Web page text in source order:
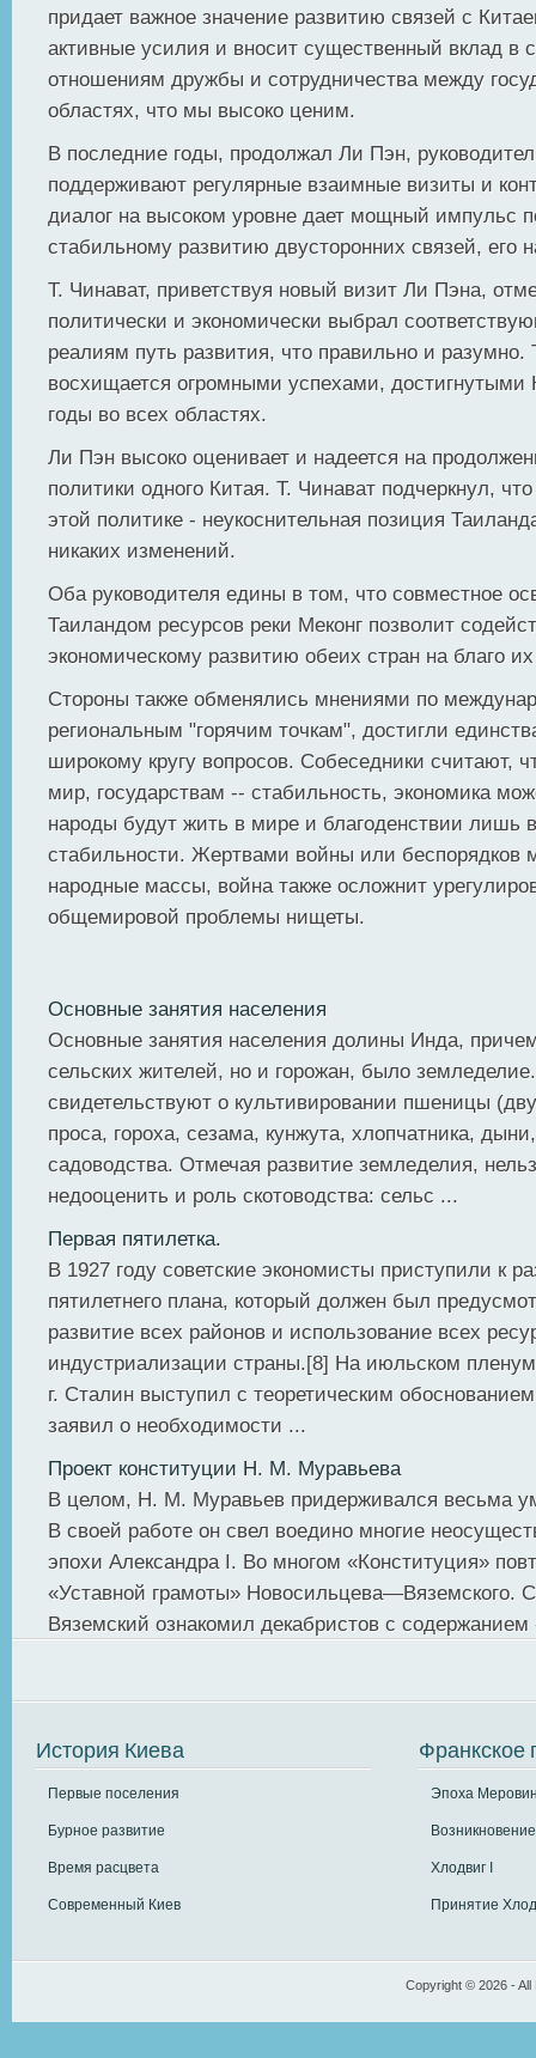
придает важное значение развитию связей с
активные усилия и вносит существенный вклад в
отношениям дружбы и сотрудничества между
областях, что мы высоко ценим.
В последние годы, продолжал Ли Пэн,
поддерживают регулярные взаимные визиты и
диалог на высоком уровне дает мощный импульс
стабильному развитию двусторонних связей, его
Т. Чинават, приветствуя новый визит Ли Пэна,
политически и экономически выбрал
реалиям путь развития, что правильно и разумно.
восхищается огромными успехами, достигнутыми
годы во всех областях.
Ли Пэн высоко оценивает и надеется на
политики одного Китая. Т. Чинават подчеркнул,
этой политике - неукоснительная позиция
никаких изменений.
Оба руководителя едины в том, что совместное
Таиландом ресурсов реки Меконг позволит
экономическому развитию обеих стран на благо
Стороны также обменялись мнениями по
региональным "горячим точкам", достигли
широкому кругу вопросов. Собеседники считают,
мир, государствам -- стабильность, экономика
народы будут жить в мире и благоденствии лишь
стабильности. Жертвами войны или беспорядков
народные массы, война также осложнит
общемировой проблемы нищеты.
Основные занятия населения
Основные занятия населения долины Инда,
сельских жителей, но и горожан, было
свидетельствуют о культивировании пшеницы
проса, гороха, сезама, кунжута, хлопчатника,
садоводства. Отмечая развитие земледелия,
недооценить и роль скотоводства: сельс ...
Первая пятилетка.
В 1927 году советские экономисты приступили к
пятилетнего плана, который должен был
развитие всех районов и использование всех
индустриализации страны.[8] На июльском
г. Сталин выступил с теоретическим
заявил о необходимости ...
Проект конституции Н. М. Муравьева
В целом, Н. М. Муравьев придерживался весьма
В своей работе он свел воедино многие
эпохи Александра I. Во многом «Конституция»
«Уставной грамоты» Новосильцева—Вяземского.
Вяземский ознакомил декабристов с
История Киева
Первые поселения
Бурное развитие
Время расцвета
Современный Киев
Франкское
Эпоха
Хлодвиг I
Принятие
Copyright © 2026 -